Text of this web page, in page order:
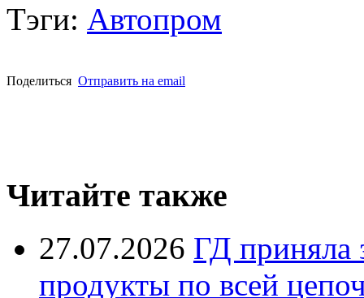
Тэги: Автопром
Поделиться Отправить на email
Читайте также
27.07.2026 ГД приняла
продукты по всей